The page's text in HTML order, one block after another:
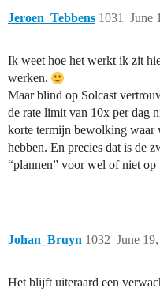
Jeroen_Tebbens June
1031
Ik weet hoe het werkt ik zit
werken.
Maar blind op Solcast
de rate limit van 10x per dag
korte termijn bewolking waar
hebben. En precies dat is de
“plannen” voor wel of niet
Johan_Bruyn June
1032
Het blijft uiteraard een